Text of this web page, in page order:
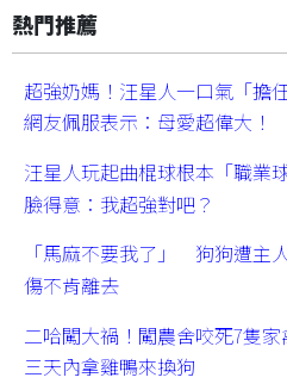
熱門推薦
超強奶媽！汪星人一口氣「擔
網友佩服表示：母愛超偉大！
汪星人玩起曲棍球根本「職
臉得意：我超強對吧？
「馬麻不要我了」 狗狗遭主
傷不肯離去
二哈闖大禍！闖農舍咬死7隻
三天內拿雞鴨來換狗